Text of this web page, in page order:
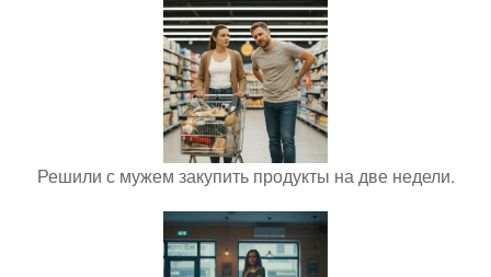
Решили с мужем закупить продукты на две недели.